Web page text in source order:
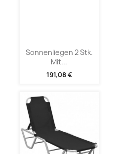
Sonnenliegen 2 Stk.
Mit...
191,08 €